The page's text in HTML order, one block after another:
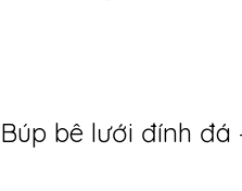
Búp bê lưới đính đá